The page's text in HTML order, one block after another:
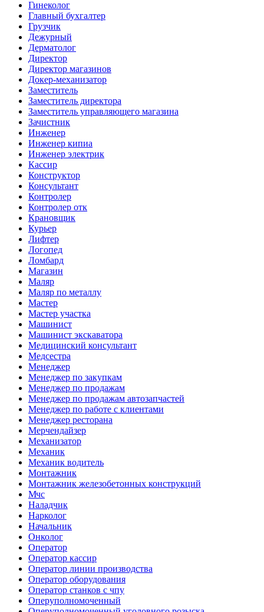
Гинеколог
Главный бухгалтер
Грузчик
Дежурный
Дерматолог
Директор
Директор магазинов
Докер-механизатор
Заместитель
Заместитель директора
Заместитель управляющего магазина
Зачистник
Инженер
Инженер кипиа
Инженер электрик
Кассир
Конструктор
Консультант
Контролер
Контролер отк
Крановщик
Курьер
Лифтер
Логопед
Ломбард
Магазин
Маляр
Маляр по металлу
Мастер
Мастер участка
Машинист
Машинист экскаватора
Медицинский консультант
Медсестра
Менеджер
Менеджер по закупкам
Менеджер по продажам
Менеджер по продажам автозапчастей
Менеджер по работе с клиентами
Менеджер ресторана
Мерчендайзер
Механизатор
Механик
Механик водитель
Монтажник
Монтажник железобетонных конструкций
Мчс
Наладчик
Нарколог
Начальник
Онколог
Оператор
Оператор кассир
Оператор линии производства
Оператор оборудования
Оператор станков с чпу
Оперуполномоченный